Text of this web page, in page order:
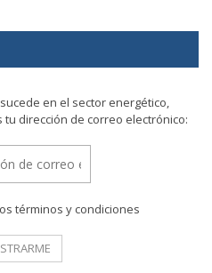
en el sector energético,
dirección de correo electrónico:
términos y condiciones